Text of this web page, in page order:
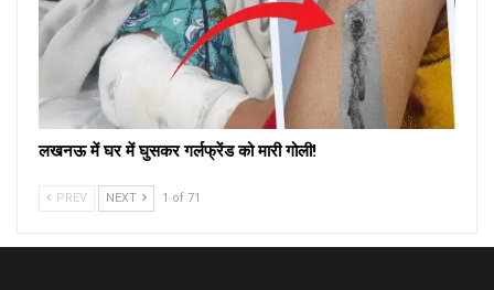
लखनऊ में घर में घुसकर गर्लफ्रेंड को मारी गोली!
PREV NEXT 1 of 71